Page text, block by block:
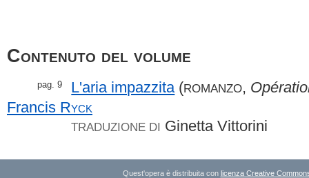
Contenuto del volume
pag. 9 L'aria impazzita (ROMANZO,
Francis Ryck
TRADUZIONE DI Ginetta Vittorini
Quest'opera è distribuita con licenza Creative